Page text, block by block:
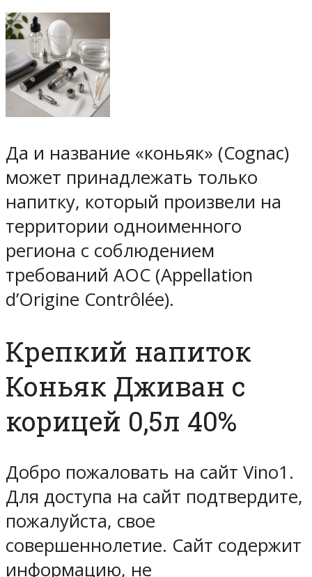
Да и название «коньяк» (Cognac)
может принадлежать только
напитку, который произвели на
территории одноименного
региона с соблюдением
требований AOC (Appellation
d’Origine Contrôlée).
Крепкий напиток
Коньяк Дживан с
корицей 0,5л 40%
Добро пожаловать на сайт Vino1.
Для доступа на сайт подтвердите,
пожалуйста, свое
совершеннолетие. Cайт содержит
информацию, не